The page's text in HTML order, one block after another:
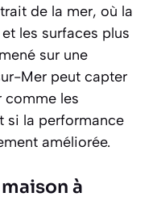
de la mer, où la
les surfaces plus
sur une
Mer peut capter
les
si la performance
améliorée.
à